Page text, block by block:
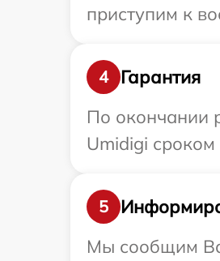
приступим к
4
Гарантия
По окончании
Umidigi
5
Мы сообщим